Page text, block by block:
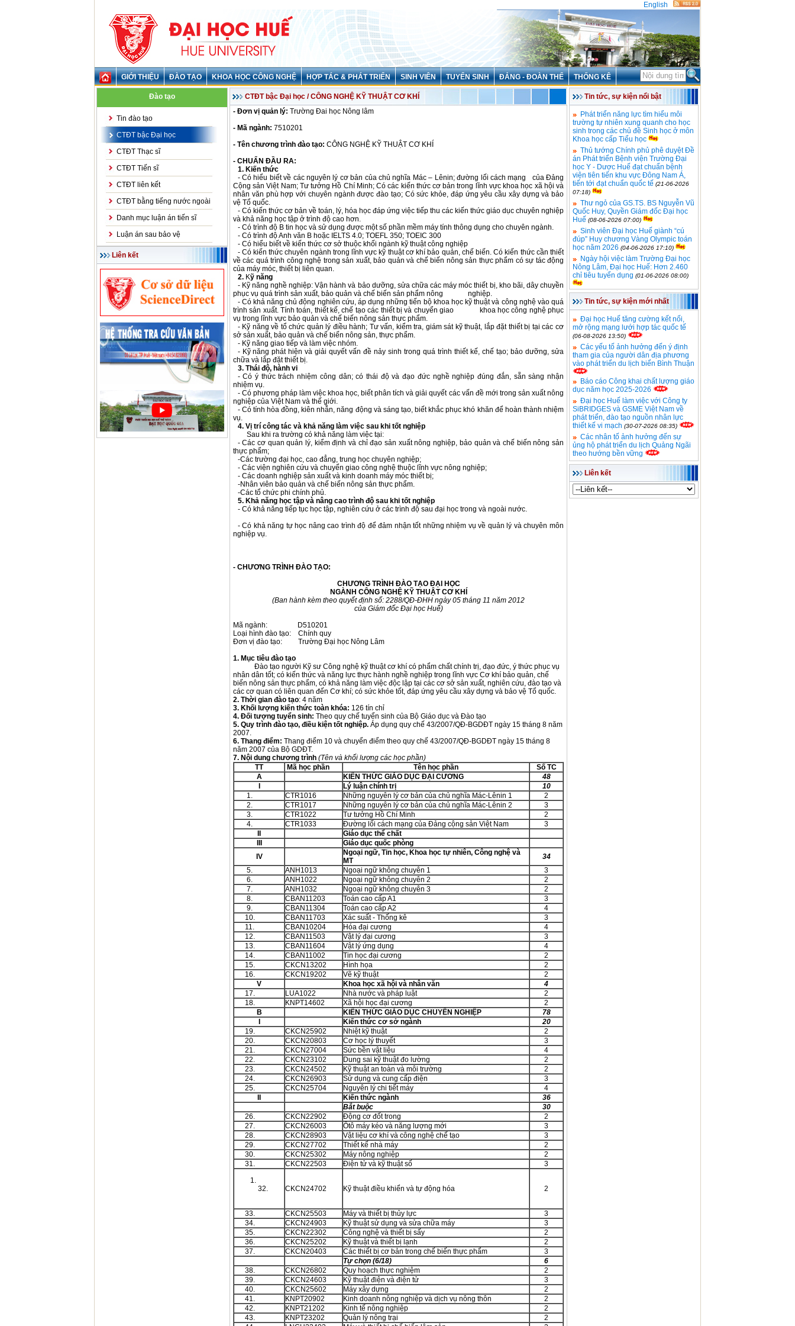
English
GIỚI THIỆU ĐÀO TẠO KHOA HỌC CÔNG NGHỆ HỢP TÁC & PHÁT TRIỂN SINH VIÊN TUYỂN SINH ĐẢNG - ĐOÀN THỂ THỐNG KÊ
Đào tạo
Tin đào tạo
CTĐT bậc Đại học
CTĐT Thạc sĩ
CTĐT Tiến sĩ
CTĐT liên kết
CTĐT bằng tiếng nước ngoài
Danh mục luận án tiến sĩ
Luận án sau bảo vệ
Liên kết
CTĐT bậc Đại học / CÔNG NGHỆ KỸ THUẬT CƠ KHÍ
- Đơn vị quản lý: Trường Đai học Nông lâm
- Mã ngành: 7510201
- Tên chương trình đào tạo: CÔNG NGHỆ KỸ THUẬT CƠ KHÍ
- CHUẨN ĐẦU RA:
1. Kiến thức
- Có hiểu biết về các nguyên lý cơ bản của chủ nghĩa Mác – Lênin; đường lối cách mạng của Đảng
Cộng sản Việt Nam; Tư tưởng Hồ Chí Minh; Có các kiến thức cơ bản trong lĩnh vực khoa học xã hội và
nhân văn phù hợp với chuyên ngành được đào tạo; Có sức khỏe, đáp ứng yêu cầu xây dựng và bảo
vệ Tổ quốc.
- Có kiến thức cơ bản về toán, lý, hóa học đáp ứng việc tiếp thu các kiến thức giáo dục chuyên nghiệp
và khả năng học tập ở trình độ cao hơn.
- Có trình độ B tin học và sử dụng được một số phần mềm máy tính thông dụng cho chuyên ngành.
- Có trình độ Anh văn B hoặc IELTS 4.0; TOEFL 350; TOEIC 300
- Có hiểu biết về kiến thức cơ sở thuộc khối ngành kỹ thuật công nghiệp
- Có kiến thức chuyên ngành trong lĩnh vực kỹ thuật cơ khí bảo quản, chế biến. Có kiến thức cần thiết
về các quá trình công nghệ trong sản xuất, bảo quản và chế biến nông sản thực phẩm có sự tác động
của máy móc, thiết bị liên quan.
2. Kỹ năng
- Kỹ năng nghề nghiệp: Vận hành và bảo dưỡng, sửa chữa các máy móc thiết bị, kho bãi, dây chuyền
phục vụ quá trình sản xuất, bảo quản và chế biến sản phẩm nông nghiệp.
- Có khả năng chủ động nghiên cứu, áp dụng những tiến bộ khoa học kỹ thuật và công nghệ vào quá
trình sản xuất. Tính toán, thiết kế, chế tạo các thiết bị và chuyển giao khoa học công nghệ phục
vụ trong lĩnh vực bảo quản và chế biến nông sản thực phẩm.
- Kỹ năng về tổ chức quản lý điều hành; Tư vấn, kiểm tra, giám sát kỹ thuật, lắp đặt thiết bị tại các cơ
sở sản xuất, bảo quản và chế biến nông sản, thực phẩm.
- Kỹ năng giao tiếp và làm việc nhóm.
- Kỹ năng phát hiện và giải quyết vấn đề nảy sinh trong quá trình thiết kế, chế tạo; bảo dưỡng, sửa
chữa và lắp đặt thiết bị.
3. Thái độ, hành vi
- Có ý thức trách nhiệm công dân; có thái độ và đạo đức nghề nghiệp đúng đắn, sẵn sàng nhận
nhiệm vụ.
- Có phương pháp làm việc khoa học, biết phân tích và giải quyết các vấn đề mới trong sản xuất nông
nghiệp của Việt Nam và thế giới.
- Có tính hòa đồng, kiên nhẫn, năng động và sáng tạo, biết khắc phục khó khăn để hoàn thành nhiệm
vụ.
4. Vị trí công tác và khả năng làm việc sau khi tốt nghiệp
Sau khi ra trường có khả năng làm việc tại:
- Các cơ quan quản lý, kiểm định và chỉ đạo sản xuất nông nghiệp, bảo quản và chế biến nông sản
thực phẩm;
-Các trường đại học, cao đẳng, trung học chuyên nghiệp;
- Các viện nghiên cứu và chuyển giao công nghệ thuộc lĩnh vực nông nghiệp;
- Các doanh nghiệp sản xuất và kinh doanh máy móc thiết bị;
-Nhân viên bảo quản và chế biến nông sản thực phẩm.
-Các tổ chức phi chính phủ.
5. Khả năng học tập và nâng cao trình độ sau khi tốt nghiệp
- Có khả năng tiếp tục học tập, nghiên cứu ở các trình độ sau đại học trong và ngoài nước.
- Có khả năng tự học nâng cao trình độ để đảm nhận tốt những nhiệm vụ về quản lý và chuyên môn
nghiệp vụ.
- CHƯƠNG TRÌNH ĐÀO TẠO:
CHƯƠNG TRÌNH ĐÀO TẠO ĐẠI HỌC
NGÀNH CÔNG NGHỆ KỸ THUẬT CƠ KHÍ
(Ban hành kèm theo quyết định số: 2288/QĐ-ĐHH ngày 05 tháng 11 năm 2012
của Giám đốc Đại học Huế)
Mã ngành: D510201
Loại hình đào tạo: Chính quy
Đơn vị đào tạo: Trường Đại học Nông Lâm
1. Mục tiêu đào tạo
Đào tạo người Kỹ sư Công nghệ kỹ thuật cơ khí có phẩm chất chính trị, đạo đức, ý thức phục vụ
nhân dân tốt; có kiến thức và năng lực thực hành nghề nghiệp trong lĩnh vực Cơ khí bảo quản, chế
biến nông sản thực phẩm, có khả năng làm việc độc lập tại các cơ sở sản xuất, nghiên cứu, đào tạo và
các cơ quan có liên quan đến Cơ khí; có sức khỏe tốt, đáp ứng yêu cầu xây dựng và bảo vệ Tổ quốc.
2. Thời gian đào tạo: 4 năm
3. Khối lượng kiến thức toàn khóa: 126 tín chỉ
4. Đối tượng tuyển sinh: Theo quy chế tuyển sinh của Bộ Giáo dục và Đào tạo
5. Quy trình đào tạo, điều kiện tốt nghiệp. Áp dụng quy chế 43/2007/QĐ-BGDĐT ngày 15 tháng 8 năm
2007.
6. Thang điểm: Thang điểm 10 và chuyển điểm theo quy chế 43/2007/QĐ-BGDĐT ngày 15 tháng 8
năm 2007 của Bộ GDĐT.
7. Nội dung chương trình (Tên và khối lượng các học phần)
TT
Mã học phần Tên học phần
Số TC
A
KIẾN THỨC GIÁO DỤC ĐẠI CƯƠNG
48
Lý luận chính trị
10
1.
CTR1016 Những nguyên lý cơ bản của chủ nghĩa Mác-Lênin 1
2
2.
CTR1017 Những nguyên lý cơ bản của chủ nghĩa Mác-Lênin 2
3
3.
CTR1022 Tư tưởng Hồ Chí Minh
2
4.
CTR1033 Đường lối cách mạng của Đảng cộng sản Việt Nam
3
Giáo dục thể chất
Giáo dục quốc phòng
IV
Ngoại ngữ, Tin học, Khoa học tự nhiên, Công nghệ và
MT
34
5.
ANH1013 Ngoại ngữ không chuyên 1
3
6.
ANH1022 Ngoại ngữ không chuyên 2
2
7.
ANH1032 Ngoại ngữ không chuyên 3
2
8.
CBAN11203 Toán cao cấp A1
3
9.
CBAN11304 Toán cao cấp A2
4
10.
CBAN11703 Xác suất - Thống kê
3
11.
CBAN10204 Hóa đại cương
4
12.
CBAN11503 Vật lý đại cương
3
13.
CBAN11604 Vật lý ứng dụng
4
14.
CBAN11002 Tin học đại cương
2
15.
CKCN13202 Hình họa
2
16.
CKCN19202 Vẽ kỹ thuật
2
V
Khoa học xã hội và nhân văn
4
17.
LUA1022 Nhà nước và pháp luật
2
18.
KNPT14602 Xã hội học đại cương
2
B
KIẾN THỨC GIÁO DỤC CHUYÊN NGHIỆP
78
Kiến thức cơ sở ngành
20
19.
CKCN25902 Nhiệt kỹ thuật
2
20.
CKCN20803 Cơ học lý thuyết
3
21.
CKCN27004 Sức bền vật liệu
4
22.
CKCN23102 Dung sai kỹ thuật đo lường
2
23.
CKCN24502 Kỹ thuật an toàn và môi trường
2
24.
CKCN26903 Sử dụng và cung cấp điện
3
25.
CKCN25704 Nguyên lý chi tiết máy
4
Kiến thức ngành
36
Bắt buộc
30
26.
CKCN22902 Động cơ đốt trong
2
27.
CKCN26003 Ôtô máy kéo và năng lượng mới
3
28.
CKCN28903 Vật liệu cơ khí và công nghệ chế tạo
3
29.
CKCN27702 Thiết kế nhà máy
2
30.
CKCN25302 Máy nông nghiệp
2
31.
CKCN22503 Điện tử và kỹ thuật số 3
32. CKCN24702 Kỹ thuật điều khiển và tự động hóa 2
33. CKCN25503 Máy và thiết bị thủy lực
3
34.
CKCN24903 Kỹ thuật sử dụng và sửa chữa máy
3
35.
CKCN22302 Công nghệ và thiết bị sấy
2
36.
CKCN25202 Kỹ thuật và thiết bị lạnh
2
37.
CKCN20403 Các thiết bị cơ bản trong chế biến thực phẩm
3
Tự chọn (6/18)
6
38.
CKCN26802 Quy hoạch thực nghiệm
2
39.
CKCN24603 Kỹ thuật điện và điện tử
3
40.
CKCN25602 Máy xây dựng
2
41.
KNPT20902 Kinh doanh nông nghiệp và dịch vụ nông thôn
2
42.
KNPT21202 Kinh tế nông nghiệp
2
43.
KNPT23202 Quản lý nông trại
2
Tin tức, sự kiện nổi bật
Phát triển năng lực tìm hiểu môi
trường tự nhiên xung quanh cho học
sinh trong các chủ đề Sinh học ở môn
Khoa học cấp Tiểu học
Thủ tướng Chính phủ phê duyệt Đề
án Phát triển Bệnh viện Trường Đại
học Y - Dược Huế đạt chuẩn bệnh
viện tiên tiến khu vực Đông Nam Á,
tiến tới đạt chuẩn quốc tế (21-06-2026
07:18)
Thư ngỏ của GS.TS. BS Nguyễn Vũ
Quốc Huy, Quyền Giám đốc Đại học
Huế (08-06-2026 07:00)
Sinh viên Đại học Huế giành “cú
đúp” Huy chương Vàng Olympic toán
học năm 2026 (04-06-2026 17:10)
Ngày hội việc làm Trường Đại học
Nông Lâm, Đại học Huế: Hơn 2.460
chỉ tiêu tuyển dụng (01-06-2026 08:00)
Tin tức, sự kiện mới nhất
Đại học Huế tăng cường kết nối,
mở rộng mạng lưới hợp tác quốc tế
(06-08-2026 13:50)
Các yếu tố ảnh hưởng đến ý định
tham gia của người dân địa phương
vào phát triển du lịch biển Bình Thuận
Báo cáo Công khai chất lượng giáo
dục năm học 2025-2026
Đại học Huế làm việc với Công ty
SiBRIDGES và GSME Việt Nam về
phát triển, đào tạo nguồn nhân lực
thiết kế vi mạch (30-07-2026 08:35)
Các nhân tố ảnh hưởng đến sự
ủng hộ phát triển du lịch Quảng Ngãi
theo hướng bền vững
Liên kết